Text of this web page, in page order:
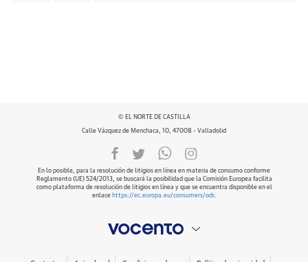
© EL NORTE DE CASTILLA
Calle Vázquez de Menchaca, 10, 47008 - Valladolid
En lo posible, para la resolución de litigios en línea en materia de consumo conforme
Reglamento (UE) 524/2013, se buscará la posibilidad que la Comisión Europea facilita
como plataforma de resolución de litigios en línea y que se encuentra disponible en el
enlace https://ec.europa.eu/consumers/odr.